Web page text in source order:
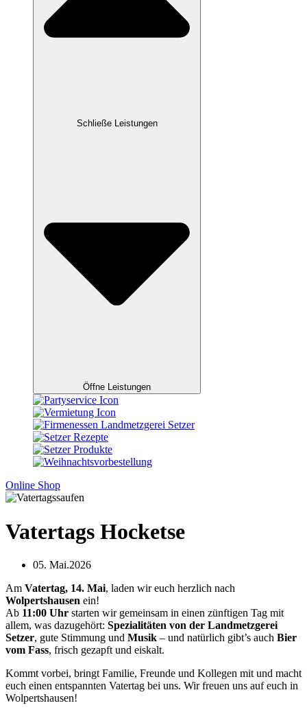
Schließe Leistungen
Öffne Leistungen
Online Shop
Vatertags Hocketse
05. Mai.2026
Am Vatertag, 14. Mai, laden wir euch herzlich nach
Wolpertshausen ein!
Ab 11:00 Uhr starten wir gemeinsam in einen zünftigen Tag mit
allem, was dazugehört: Spezialitäten von der Landmetzgerei
Setzer, gute Stimmung und Musik – und natürlich gibt’s auch Bier
vom Fass, frisch gezapft und eiskalt.
Kommt vorbei, bringt Familie, Freunde und Kollegen mit und macht
euch einen entspannten Vatertag bei uns. Wir freuen uns auf euch in
Wolpertshausen!